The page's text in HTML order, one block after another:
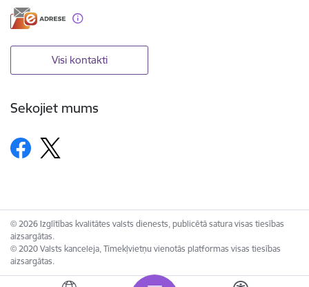
Visi kontakti
Sekojiet mums
© 2026 Izglītības kvalitātes valsts dienests, publicētā satura visas tiesības
aizsargātas.
© 2020 Valsts kanceleja, Tīmekļvietņu vienotās platformas visas tiesības
aizsargātas.